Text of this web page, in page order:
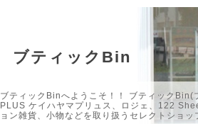
ブティックBin
ブティックBinへようこそ！！ ブティック
PLUS ケイハヤマプリュス、ロジェ、122
ョン雑貨、小物などを取り扱うセレクトショ